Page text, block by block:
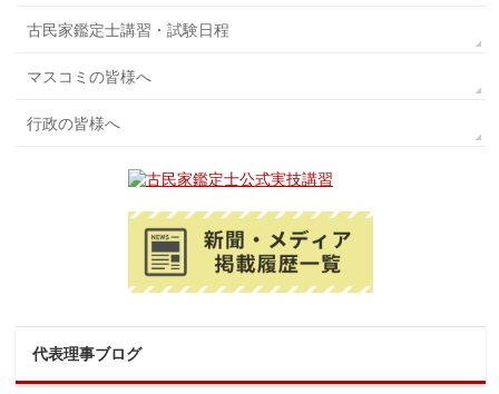
古民家鑑定士講習・試験日程
マスコミの皆様へ
行政の皆様へ
代表理事ブログ